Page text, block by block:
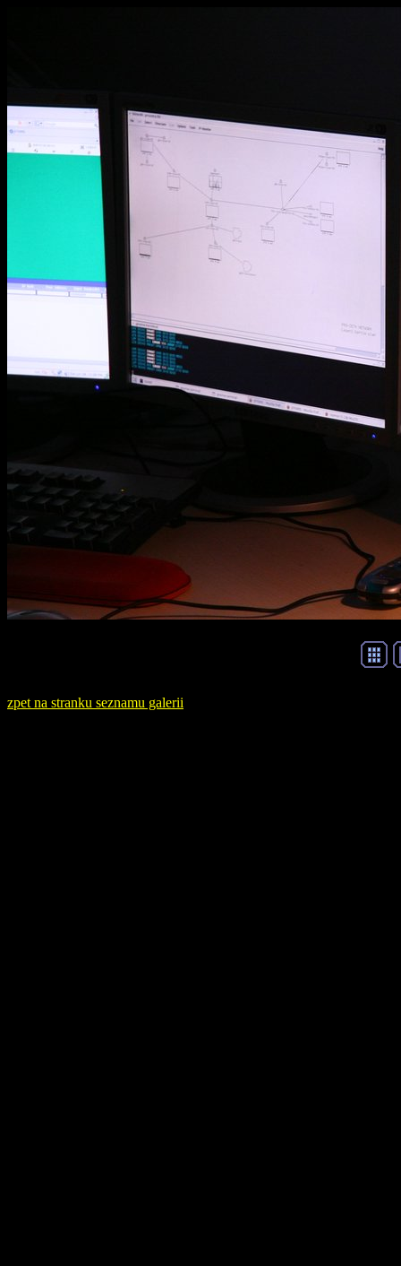
zpet na stranku seznamu galerii